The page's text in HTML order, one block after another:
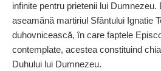
infinite pentru prietenii lui
aseamănă martiriul Sfântului Ignatie
duhovnicească, în care faptele
contemplate, acestea constituind
Duhului lui Dumnezeu.